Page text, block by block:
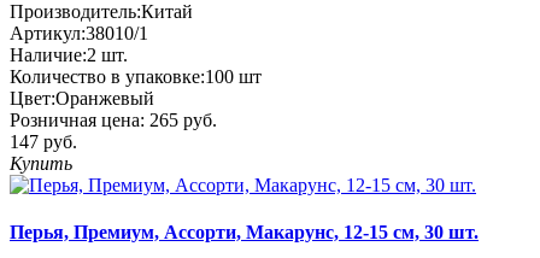
Производитель:Китай
Артикул:38010/1
Наличие:2 шт.
Количество в упаковке:100 шт
Цвет:Оранжевый
Розничная цена: 265 руб.
147 руб.
Купить
Перья, Премиум, Ассорти, Макарунс, 12-15 см, 30 шт.